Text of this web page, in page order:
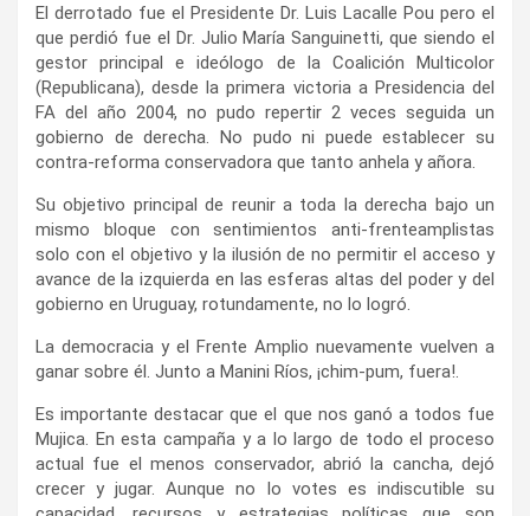
El derrotado fue el Presidente Dr. Luis Lacalle Pou pero el
que perdió fue el Dr. Julio María Sanguinetti, que siendo el
gestor principal e ideólogo de la Coalición Multicolor
(Republicana), desde la primera victoria a Presidencia del
FA del año 2004, no pudo repertir 2 veces seguida un
gobierno de derecha. No pudo ni puede establecer su
contra-reforma conservadora que tanto anhela y añora.
Su objetivo principal de reunir a toda la derecha bajo un
mismo bloque con sentimientos anti-frenteamplistas
solo con el objetivo y la ilusión de no permitir el acceso y
avance de la izquierda en las esferas altas del poder y del
gobierno en Uruguay, rotundamente, no lo logró.
La democracia y el Frente Amplio nuevamente vuelven a
ganar sobre él. Junto a Manini Ríos, ¡chim-pum, fuera!.
Es importante destacar que el que nos ganó a todos fue
Mujica. En esta campaña y a lo largo de todo el proceso
actual fue el menos conservador, abrió la cancha, dejó
crecer y jugar. Aunque no lo votes es indiscutible su